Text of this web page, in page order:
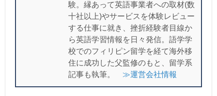
験。縁あって英語事業者への取材(数
十社以上)やサービスを体験レビュー
する仕事に就き、挫折経験者目線か
ら英語学習情報を日々発信。語学学
校でのフィリピン留学を経て海外移
住に成功した父監修のもと、留学系
記事も執筆。 ≫運営会社情報